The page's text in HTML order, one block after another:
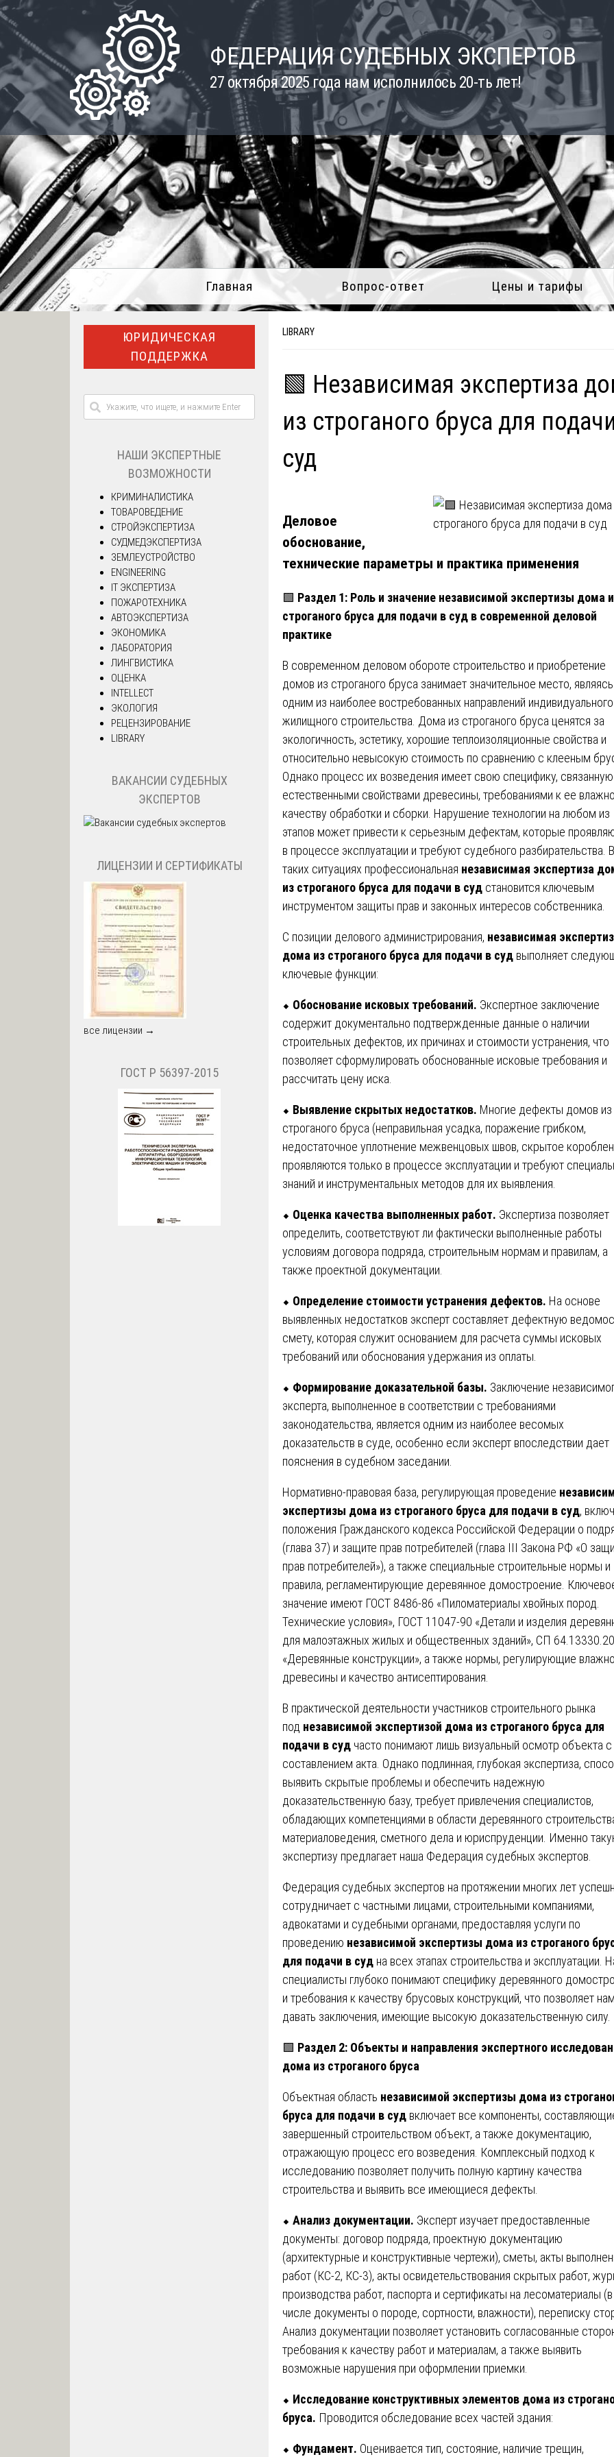
Skip
content
ФЕДЕРАЦИЯ СУДЕБНЫХ ЭКСПЕРТОВ
27 октября 2025 года нам исполнилось 20-ть лет!
Главная Вопрос-ответ Цены и тарифы
LIBRARY
🟩 Независимая экспертиза
из строганого бруса для
суд
Деловое
обоснование,
технические параметры и практика применения
🟩 Раздел 1: Роль и значение независимой экспертизы дома
строганого бруса для подачи в суд в современной деловой
практике
В современном деловом обороте строительство и приобретение
домов из строганого бруса занимает значительное место, являясь
одним из наиболее востребованных направлений индивидуального
жилищного строительства. Дома из строганого бруса ценятся за
экологичность, эстетику, хорошие теплоизоляционные свойства и
относительно невысокую стоимость по сравнению с клееным
Однако процесс их возведения имеет свою специфику,
естественными свойствами древесины, требованиями к ее
качеству обработки и сборки. Нарушение технологии на любом из
этапов может привести к серьезным дефектам, которые
в процессе эксплуатации и требуют судебного разбирательства. В
таких ситуациях профессиональная независимая экспертиза
из строганого бруса для подачи в суд становится ключевым
инструментом защиты прав и законных интересов собственника.
С позиции делового администрирования, независимая
дома из строганого бруса для подачи в суд выполняет
ключевые функции:
⬥ Обоснование исковых требований. Экспертное заключение
содержит документально подтвержденные данные о наличии
строительных дефектов, их причинах и стоимости устранения, что
позволяет сформулировать обоснованные исковые требования и
рассчитать цену иска.
⬥ Выявление скрытых недостатков. Многие дефекты домов из
строганого бруса (неправильная усадка, поражение грибком,
недостаточное уплотнение межвенцовых швов, скрытое
проявляются только в процессе эксплуатации и требуют
знаний и инструментальных методов для их выявления.
⬥ Оценка качества выполненных работ. Экспертиза позволяет
определить, соответствуют ли фактически выполненные работы
условиям договора подряда, строительным нормам и правилам, а
также проектной документации.
⬥ Определение стоимости устранения дефектов. На основе
выявленных недостатков эксперт составляет дефектную
смету, которая служит основанием для расчета суммы исковых
требований или обоснования удержания из оплаты.
⬥ Формирование доказательной базы. Заключение
эксперта, выполненное в соответствии с требованиями
законодательства, является одним из наиболее весомых
доказательств в суде, особенно если эксперт впоследствии дает
пояснения в судебном заседании.
Нормативно-правовая база, регулирующая проведение
экспертизы дома из строганого бруса для подачи в суд,
положения Гражданского кодекса Российской Федерации о
(глава 37) и защите прав потребителей (глава III Закона РФ «О
прав потребителей»), а также специальные строительные нормы и
правила, регламентирующие деревянное домостроение.
значение имеют ГОСТ 8486-86 «Пиломатериалы хвойных пород.
Технические условия», ГОСТ 11047-90 «Детали и изделия
для малоэтажных жилых и общественных зданий», СП
«Деревянные конструкции», а также нормы, регулирующие
древесины и качество антисептирования.
В практической деятельности участников строительного рынка
под независимой экспертизой дома из строганого бруса для
подачи в суд часто понимают лишь визуальный осмотр объекта с
составлением акта. Однако подлинная, глубокая экспертиза,
выявить скрытые проблемы и обеспечить надежную
доказательственную базу, требует привлечения специалистов,
обладающих компетенциями в области деревянного
материаловедения, сметного дела и юриспруденции. Именно
экспертизу предлагает наша Федерация судебных экспертов.
Федерация судебных экспертов на протяжении многих лет
сотрудничает с частными лицами, строительными компаниями,
адвокатами и судебными органами, предоставляя услуги по
проведению независимой экспертизы дома из строганого
для подачи в суд на всех этапах строительства и эксплуатации.
специалисты глубоко понимают специфику деревянного
и требования к качеству брусовых конструкций, что позволяет нам
давать заключения, имеющие высокую доказательственную силу.
🟩 Раздел 2: Объекты и направления экспертного
дома из строганого бруса
Объектная область независимой экспертизы дома из
бруса для подачи в суд включает все компоненты,
завершенный строительством объект, а также документацию,
отражающую процесс его возведения. Комплексный подход к
исследованию позволяет получить полную картину качества
строительства и выявить все имеющиеся дефекты.
⬥ Анализ документации. Эксперт изучает предоставленные
документы: договор подряда, проектную документацию
(архитектурные и конструктивные чертежи), сметы, акты
работ (КС-2, КС-3), акты освидетельствования скрытых работ,
производства работ, паспорта и сертификаты на лесоматериалы
числе документы о породе, сортности, влажности), переписку
Анализ документации позволяет установить согласованные
требования к качеству работ и материалам, а также выявить
возможные нарушения при оформлении приемки.
⬥ Исследование конструктивных элементов дома из
бруса. Проводится обследование всех частей здания:
⬥ Фундамент. Оценивается тип, состояние, наличие трещин,
ЮРИДИЧЕСКАЯ
ПОДДЕРЖКА
НАШИ ЭКСПЕРТНЫЕ
ВОЗМОЖНОСТИ
КРИМИНАЛИСТИКА
ТОВАРОВЕДЕНИЕ
СТРОЙЭКСПЕРТИЗА
СУДМЕДЭКСПЕРТИЗА
ЗЕМЛЕУСТРОЙСТВО
ENGINEERING
IT ЭКСПЕРТИЗА
ПОЖАРОТЕХНИКА
АВТОЭКСПЕРТИЗА
ЭКОНОМИКА
ЛАБОРАТОРИЯ
ЛИНГВИСТИКА
ОЦЕНКА
INTELLECT
ЭКОЛОГИЯ
РЕЦЕНЗИРОВАНИЕ
LIBRARY
ВАКАНСИИ СУДЕБНЫХ
ЭКСПЕРТОВ
ЛИЦЕНЗИИ И СЕРТИФИКАТЫ
все лицензии →
ГОСТ Р 56397-2015